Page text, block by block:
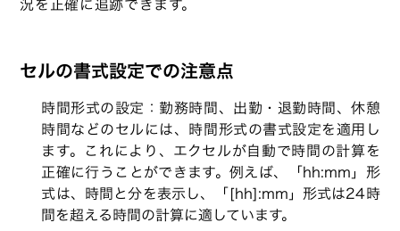
セルの書式設定での注意点
時間形式の設定：勤務時間、出勤・退勤時間、休憩
時間などのセルには、時間形式の書式設定を適用し
ます。これにより、エクセルが自動で時間の計算を
正確に行うことができます。例えば、「hh:mm」形
式は、時間と分を表示し、「[hh]:mm」形式は24時
間を超える時間の計算に適しています。